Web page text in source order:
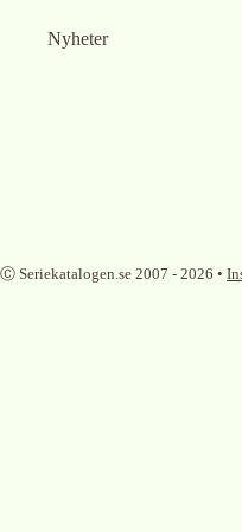
Nyheter Ingen
Ingen
Ingen
Ingen
Ⓒ Seriekatalogen.se 2007 - 2026 •